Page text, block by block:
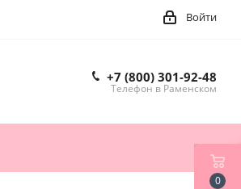
Войти
+7 (800) 301-92-48
Телефон в Раменском
0